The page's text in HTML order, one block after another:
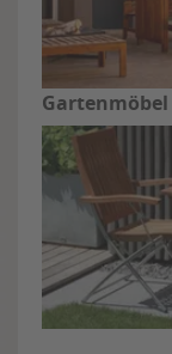
Gartenmöbel